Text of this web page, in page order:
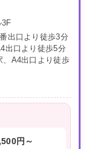
出口より徒歩3分
出口より徒歩5分
、A4出口より徒歩
円～